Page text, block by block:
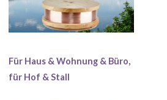
Für Haus & Wohnung & Büro,
für Hof & Stall